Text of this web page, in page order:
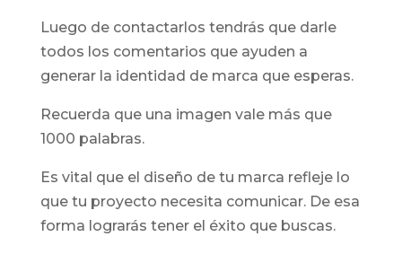
Luego de contactarlos tendrás que darle
todos los comentarios que ayuden a
generar la identidad de marca que esperas.
Recuerda que una imagen vale más que
1000 palabras.
Es vital que el diseño de tu marca refleje lo
que tu proyecto necesita comunicar. De esa
forma lograrás tener el éxito que buscas.